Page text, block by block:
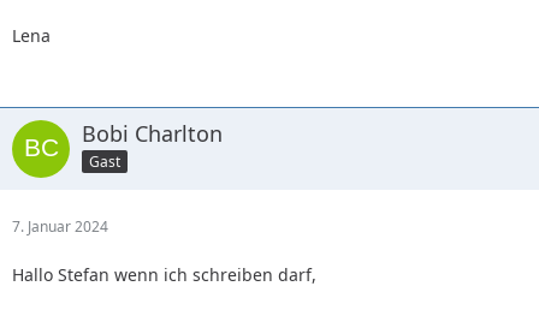
Lena
Bobi Charlton
Gast
7. Januar 2024
Hallo Stefan wenn ich schreiben darf,